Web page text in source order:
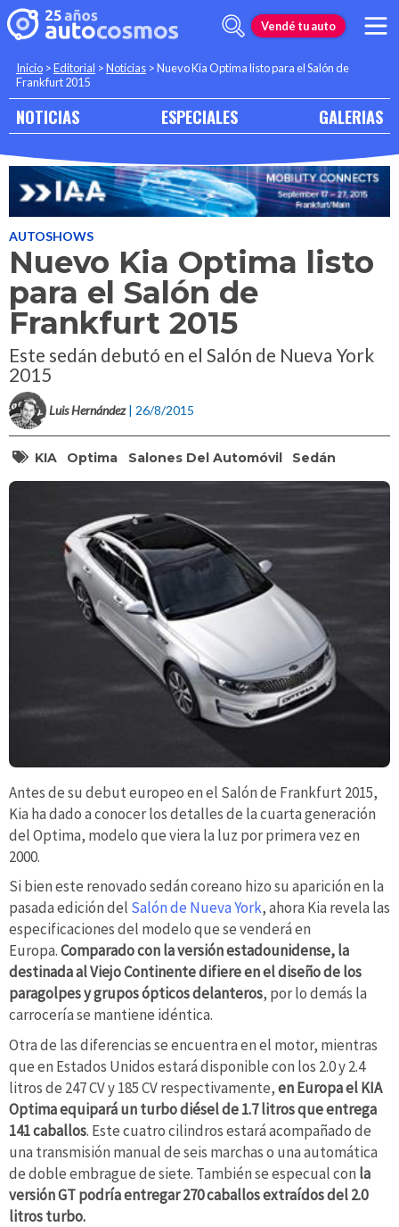
Vendé tu auto
Inicio >Editorial >Noticias >Nuevo Kia Optima listo para el Salón de
Frankfurt 2015
NOTICIAS ESPECIALES GALERIAS
AUTOSHOWS
Nuevo Kia Optima listo
para el Salón de
Frankfurt 2015
Este sedán debutó en el Salón de Nueva York
2015
Luis Hernández | 26/8/2015
KIA Optima Salones Del Automóvil Sedán
Antes de su debut europeo en el Salón de Frankfurt 2015,
Kia ha dado a conocer los detalles de la cuarta generación
del Optima, modelo que viera la luz por primera vez en
2000.
Si bien este renovado sedán coreano hizo su aparición en la
pasada edición del Salón de Nueva York, ahora Kia revela las
especificaciones del modelo que se venderá en
Europa.Comparado con la versión estadounidense, la
destinada al Viejo Continente difiere en el diseño de los
paragolpes y grupos ópticos delanteros, por lo demás la
carrocería se mantiene idéntica.
Otra de las diferencias se encuentra en el motor, mientras
que en Estados Unidos estará disponible con los 2.0 y 2.4
litros de 247 CV y 185 CV respectivamente,en Europa el KIA
Optima equipará un turbo diésel de 1.7 litros que entrega
141 caballos. Este cuatro cilindros estará acompañado de
una transmisión manual de seis marchas o una automática
de doble embrague de siete. También se especual con la
versión GT podría entregar 270 caballos extraídos del 2.0
litros turbo.